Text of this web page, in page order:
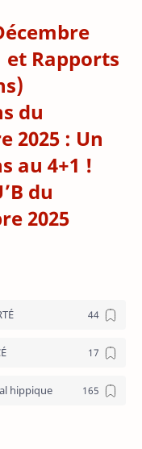
et Rapports
du
2025 : Un
au 4+1 !
du
2025
hippique